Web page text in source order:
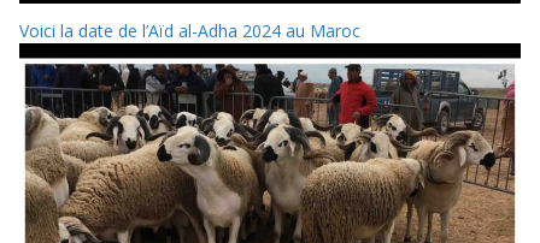
Voici la date de l’Aïd al-Adha 2024 au Maroc